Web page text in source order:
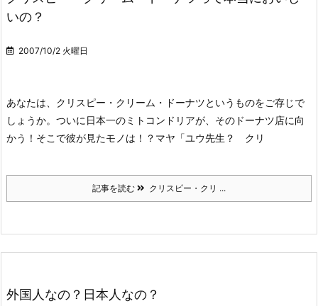
いの？
2007/10/2 火曜日
あなたは、クリスピー・クリーム・ドーナツというものをご存じで
しょうか。 ついに日本一のミトコンドリアが、そのドーナツ店に向
かう！ そこで彼が見たモノは！？ マヤ「ユウ先生？ クリ
記事を読む クリスピー・クリ ...
外国人なの？日本人なの？